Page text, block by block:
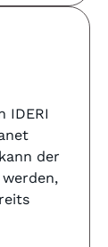
IDERI
der